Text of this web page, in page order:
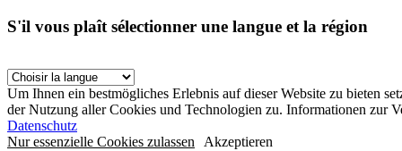
S'il vous plaît sélectionner une langue et la région
Um Ihnen ein bestmögliches Erlebnis auf dieser Website zu bieten
der Nutzung aller Cookies und Technologien zu. Informationen zur
Datenschutz
Nur essenzielle Cookies zulassen Akzeptieren